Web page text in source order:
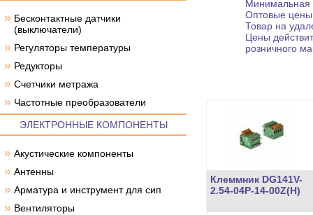
» Бесконтактные датчики
(выключатели)
» Регуляторы температуры
» Редукторы
» Счетчики метража
» Частотные преобразователи
ЭЛЕКТРОННЫЕ КОМПОНЕНТЫ
» Акустические компоненты
» Антенны
» Арматура и инструмент для сип
» Вентиляторы
Минимальная
Оптовые цены
Товар на
Цены
розничного
Клеммник DG141V-
2.54-04P-14-00Z(H)